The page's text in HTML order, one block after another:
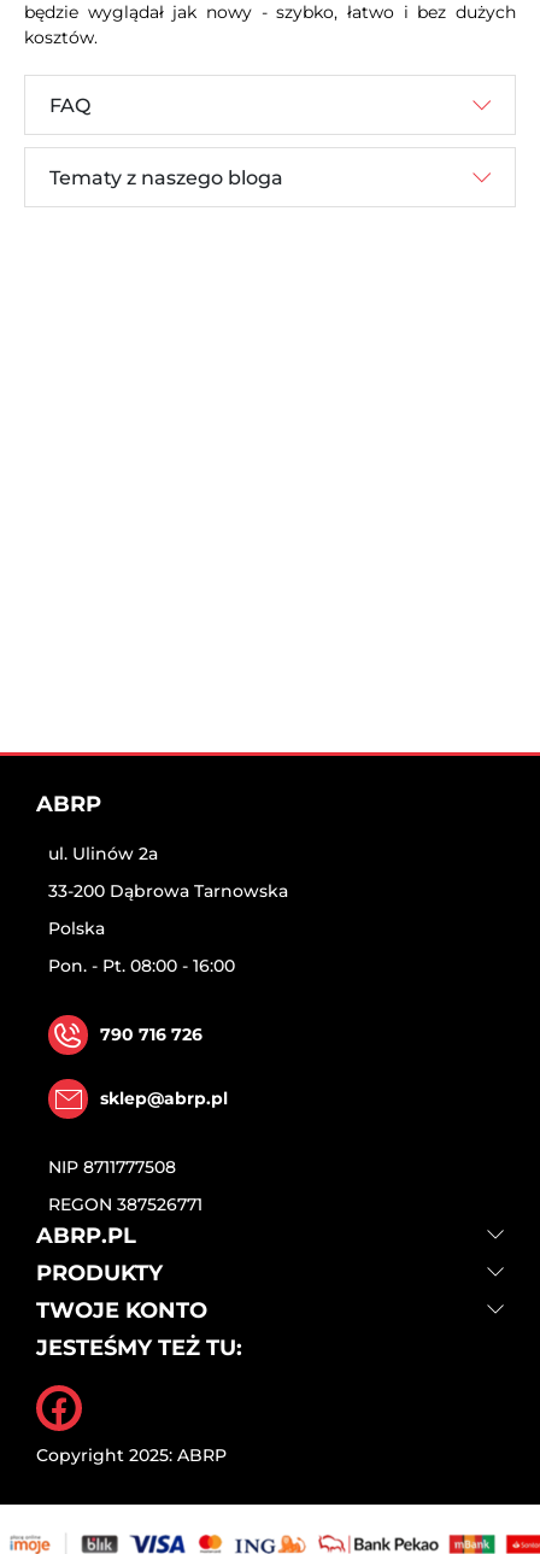
będzie wyglądał jak nowy - szybko, łatwo i bez dużych
kosztów.
FAQ
Tematy z naszego bloga
ABRP
ul. Ulinów 2a
33-200 Dąbrowa Tarnowska
Polska
Pon. - Pt. 08:00 - 16:00
790 716 726
sklep@abrp.pl
NIP 8711777508
REGON 387526771
ABRP.PL
PRODUKTY
TWOJE KONTO
JESTEŚMY TEŻ TU:
Copyright 2025: ABRP